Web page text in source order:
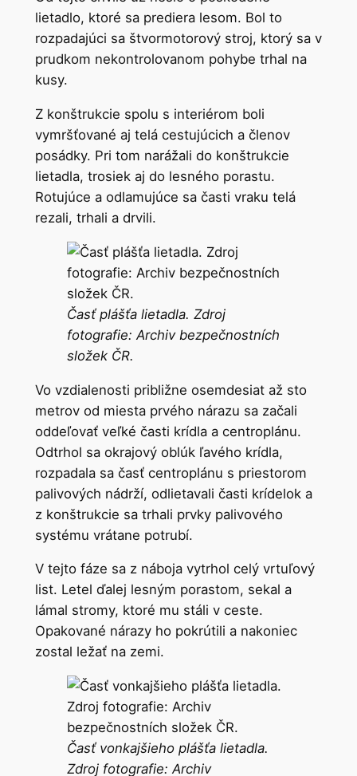
lietadlo, ktoré sa prediera lesom. Bol to
rozpadajúci sa štvormotorový stroj, ktorý sa v
prudkom nekontrolovanom pohybe trhal na
kusy.
Z konštrukcie spolu s interiérom boli
vymršťované aj telá cestujúcich a členov
posádky. Pri tom narážali do konštrukcie
lietadla, trosiek aj do lesného porastu.
Rotujúce a odlamujúce sa časti vraku telá
rezali, trhali a drvili.
Časť plášťa lietadla. Zdroj
fotografie: Archiv bezpečnostních
složekČR.
Vo vzdialenosti približne osemdesiat až sto
metrov od miesta prvého nárazu sa začali
oddeľovať veľké časti krídla a centroplánu.
Odtrhol sa okrajový oblúk ľavého krídla,
rozpadala sa časť centroplánu s priestorom
palivových nádrží, odlietavali časti krídelok a
z konštrukcie sa trhali prvky palivového
systému vrátane potrubí.
V tejto fáze sa z náboja vytrhol celý vrtuľový
list. Letel ďalej lesným porastom, sekal a
lámal stromy, ktoré mu stáli v ceste.
Opakované nárazy ho pokrútili a nakoniec
zostal ležať na zemi.
Časť vonkajšieho plášťa lietadla.
Zdroj fotografie:Archiv